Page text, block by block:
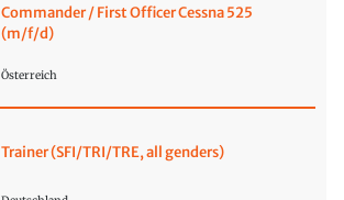
Commander / First Officer Cessna 525
(m/f/d)
Österreich
Trainer (SFI/TRI/TRE, all genders)